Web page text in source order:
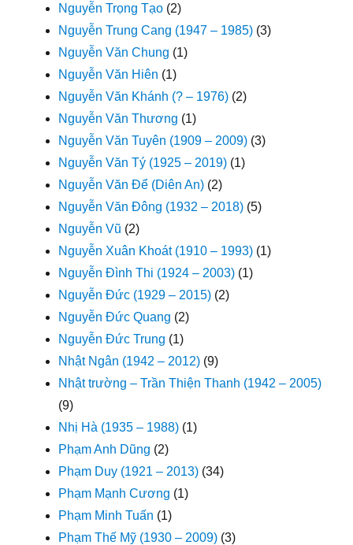
Nguyễn Trọng Tạo (2)
Nguyễn Trung Cang (1947 – 1985) (3)
Nguyễn Văn Chung (1)
Nguyễn Văn Hiên (1)
Nguyễn Văn Khánh (? – 1976) (2)
Nguyễn Văn Thương (1)
Nguyễn Văn Tuyên (1909 – 2009) (3)
Nguyễn Văn Tý (1925 – 2019) (1)
Nguyễn Văn Để (Diên An) (2)
Nguyễn Văn Đông (1932 – 2018) (5)
Nguyễn Vũ (2)
Nguyễn Xuân Khoát (1910 – 1993) (1)
Nguyễn Đình Thi (1924 – 2003) (1)
Nguyễn Đức (1929 – 2015) (2)
Nguyễn Đức Quang (2)
Nguyễn Đức Trung (1)
Nhật Ngân (1942 – 2012) (9)
Nhật trường – Trần Thiện Thanh (1942 – 2005)
(9)
Nhị Hà (1935 – 1988) (1)
Phạm Anh Dũng (2)
Phạm Duy (1921 – 2013) (34)
Phạm Mạnh Cương (1)
Phạm Minh Tuấn (1)
Phạm Thế Mỹ (1930 – 2009) (3)